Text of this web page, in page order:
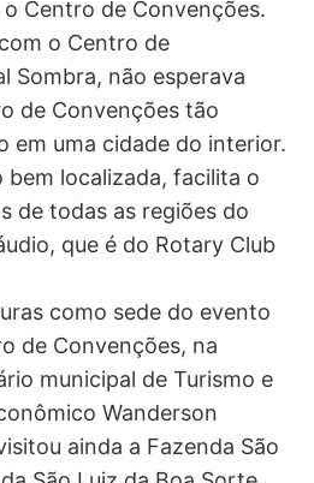
Centro de Convenções.
o Centro de
Sombra, não esperava
de Convenções tão
em uma cidade do interior.
bem localizada, facilita o
de todas as regiões do
que é do Rotary Club
como sede do evento
de Convenções, na
municipal de Turismo e
Wanderson
ainda a Fazenda São